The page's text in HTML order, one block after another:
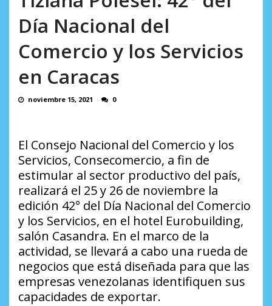
Día Nacional del
Comercio y los Servicios
en Caracas
noviembre 15, 2021 0
El Consejo Nacional del Comercio y los
Servicios, Consecomercio, a fin de
estimular al sector productivo del país,
realizará el 25 y 26 de noviembre la
edición 42° del Día Nacional del Comercio
y los Servicios, en el hotel Eurobuilding,
salón Casandra. En el marco de la
actividad, se llevará a cabo una rueda de
negocios que está diseñada para que las
empresas venezolanas identifiquen sus
capacidades de exportar.